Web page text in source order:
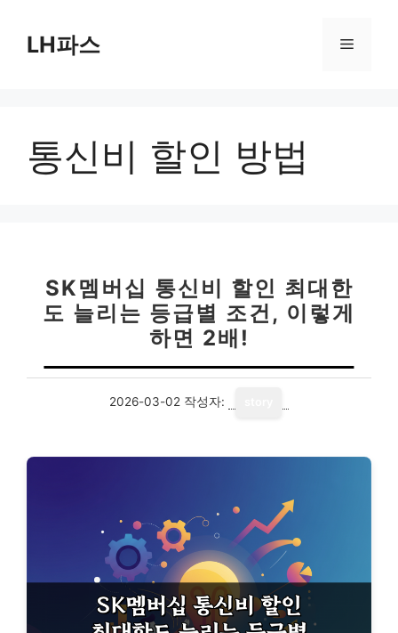
LH파스 메
통신비 할인 방법
SK멤버십 통신비 할인 최대한
도 늘리는 등급별 조건, 이렇게
하면 2배!
2026-03-02 작성자: